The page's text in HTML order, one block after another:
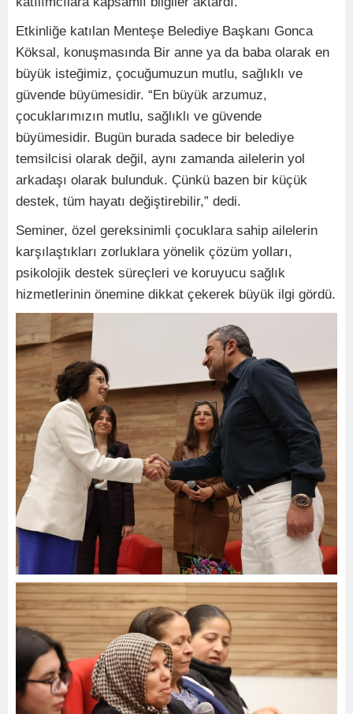
Etkinliğe katılan Menteşe Belediye Başkanı Gonca
Köksal, konuşmasında Bir anne ya da baba olarak en
büyük isteğimiz, çocuğumuzun mutlu, sağlıklı ve
güvende büyümesidir. “En büyük arzumuz,
çocuklarımızın mutlu, sağlıklı ve güvende
büyümesidir. Bugün burada sadece bir belediye
temsilcisi olarak değil, aynı zamanda ailelerin yol
arkadaşı olarak bulunduk. Çünkü bazen bir küçük
destek, tüm hayatı değiştirebilir,” dedi.
Seminer, özel gereksinimli çocuklara sahip ailelerin
karşılaştıkları zorluklara yönelik çözüm yolları,
psikolojik destek süreçleri ve koruyucu sağlık
hizmetlerinin önemine dikkat çekerek büyük ilgi gördü.